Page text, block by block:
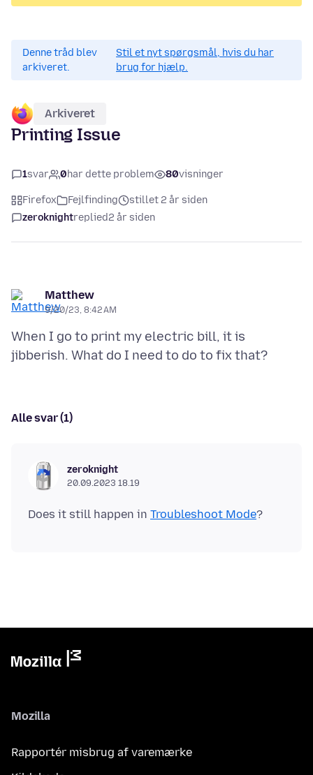
Denne tråd blev
arkiveret.
Stil et nyt spørgsmål, hvis du har
brug for hjælp.
Arkiveret
Printing Issue
1svar 0har dette problem 80visninger
Firefox Fejlfinding
stillet 2 år siden
zeroknightreplied2 år siden
Matthew
9/20/23, 8:42 AM
When I go to print my electric bill, it is
Alle svar (1)
zeroknight
20.09.2023 18.19
Does it still happen in Troubleshoot Mode
Mozilla
Rapportér misbrug af varemærke